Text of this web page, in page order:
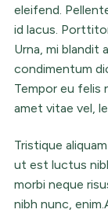
eleifend.
id lacus.
Urna, mi blandit
condimentum
Tempor eu
amet vitae vel,
Tristique
ut est luctus
morbi neque
nibh nunc,